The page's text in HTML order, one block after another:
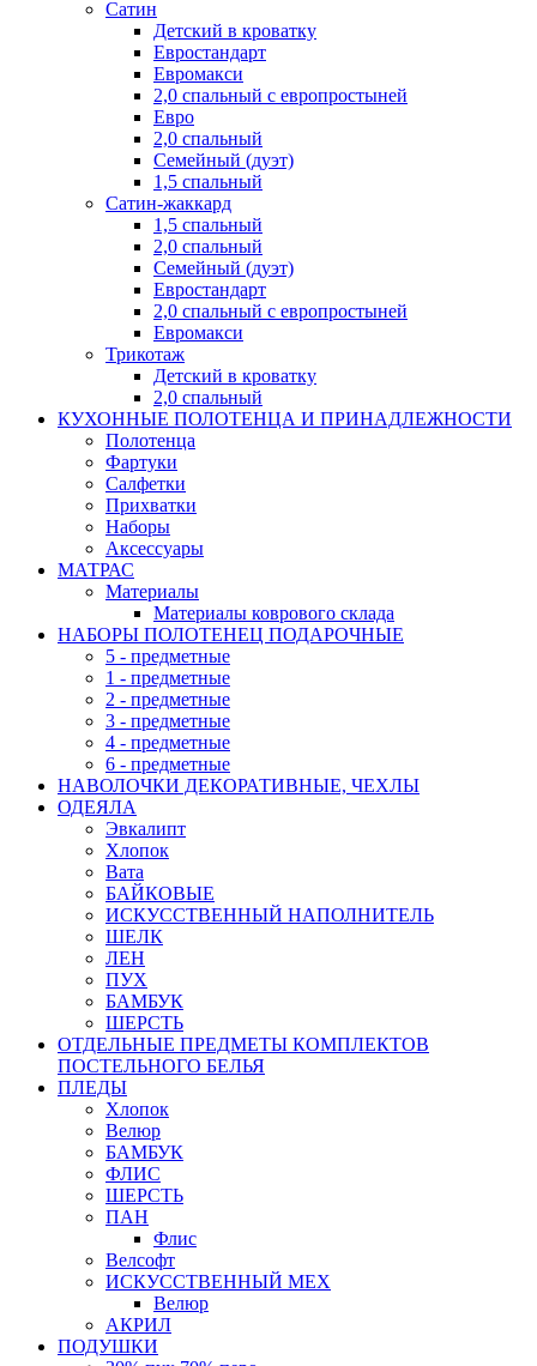
Сатин
Детский в кроватку
Евростандарт
Евромакси
2,0 спальный с европростыней
Евро
2,0 спальный
Семейный (дуэт)
1,5 спальный
Сатин-жаккард
1,5 спальный
2,0 спальный
Семейный (дуэт)
Евростандарт
2,0 спальный с европростыней
Евромакси
Трикотаж
Детский в кроватку
2,0 спальный
КУХОННЫЕ ПОЛОТЕНЦА И ПРИНАДЛЕЖНОСТИ
Полотенца
Фартуки
Салфетки
Прихватки
Наборы
Аксессуары
МАТРАС
Материалы
Материалы коврового склада
НАБОРЫ ПОЛОТЕНЕЦ ПОДАРОЧНЫЕ
5 - предметные
1 - предметные
2 - предметные
3 - предметные
4 - предметные
6 - предметные
НАВОЛОЧКИ ДЕКОРАТИВНЫЕ, ЧЕХЛЫ
ОДЕЯЛА
Эвкалипт
Хлопок
Вата
БАЙКОВЫЕ
ИСКУССТВЕННЫЙ НАПОЛНИТЕЛЬ
ШЕЛК
ЛЕН
ПУХ
БАМБУК
ШЕРСТЬ
ОТДЕЛЬНЫЕ ПРЕДМЕТЫ КОМПЛЕКТОВ
ПОСТЕЛЬНОГО БЕЛЬЯ
ПЛЕДЫ
Хлопок
Велюр
БАМБУК
ФЛИС
ШЕРСТЬ
ПАН
Флис
Велсофт
ИСКУССТВЕННЫЙ МЕХ
Велюр
АКРИЛ
ПОДУШКИ